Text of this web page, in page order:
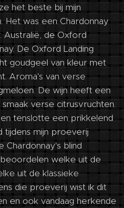
het beste bij mijn
Het was een Chardonnay
Australië, de Oxford
De Oxford Landing
goudgeel van kleur met
Aroma's van verse
De wijn heeft een
verse citrusvruchten.
tenslotte een prikkelend
tijdens mijn proeverij
Chardonnay's blind
welke uit de
uit de klassieke
die proeverij wist ik dit
en ook vandaag herkende